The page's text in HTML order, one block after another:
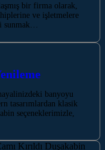
bir firma olarak,
ve işletmelere
sunmak…
banyoyu
tasarımlardan klasik
seçeneklerimizle,